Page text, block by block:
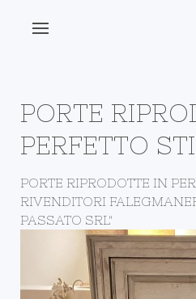
PORTE
PERFETTO
PORTE RIPRODOTTE IN
RIVENDITORI
PASSATO SRL"